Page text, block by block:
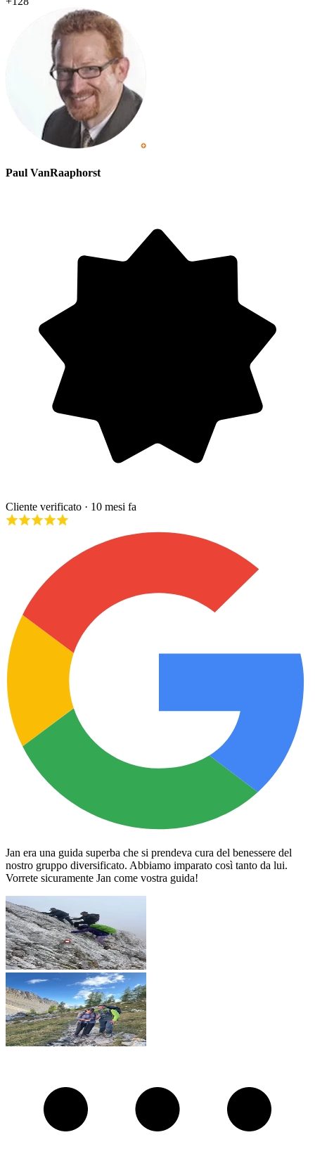
Paul VanRaaphorst
Cliente verificato · 10 mesi fa
Jan era una guida superba che si prendeva cura del benessere del
nostro gruppo diversificato. Abbiamo imparato così tanto da lui.
Vorrete sicuramente Jan come vostra guida!